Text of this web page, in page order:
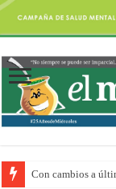
Con cambios a
Del viernes 7 al